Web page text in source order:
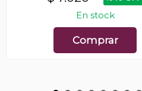
En stock
Comprar